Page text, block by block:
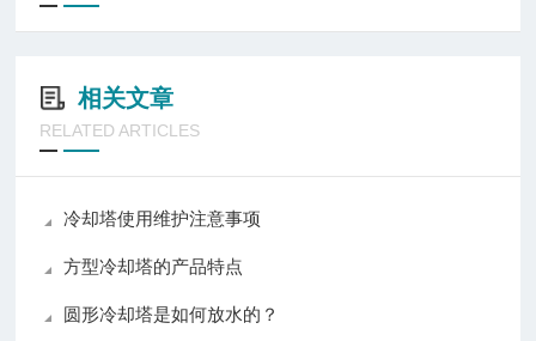
相关文章
RELATED ARTICLES
冷却塔使用维护注意事项
方型冷却塔的产品特点
圆形冷却塔是如何放水的？